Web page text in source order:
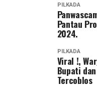
PILKADA
Pantau
2024.
PILKADA
Viral !,
Bupati
Tercoblos